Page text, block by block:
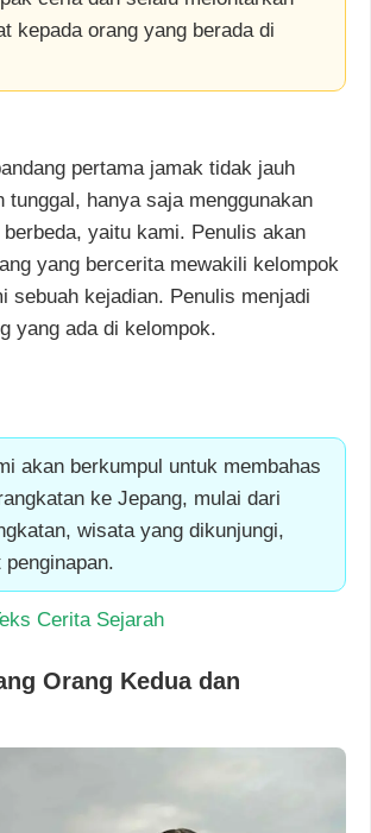
kepada orang yang berada di
pertama jamak tidak jauh
tunggal, hanya saja menggunakan
yaitu kami. Penulis akan
yang bercerita mewakili kelompok
sebuah kejadian. Penulis menjadi
yang ada di kelompok.
akan berkumpul untuk membahas
ke Jepang, mulai dari
wisata yang dikunjungi,
penginapan.
Cerita Sejarah
Orang Kedua dan